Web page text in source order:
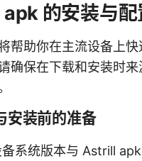
的安装与配
帮助你在主流设备上
确保在下载和安装时
安装前的准备
系统版本与 Astrill